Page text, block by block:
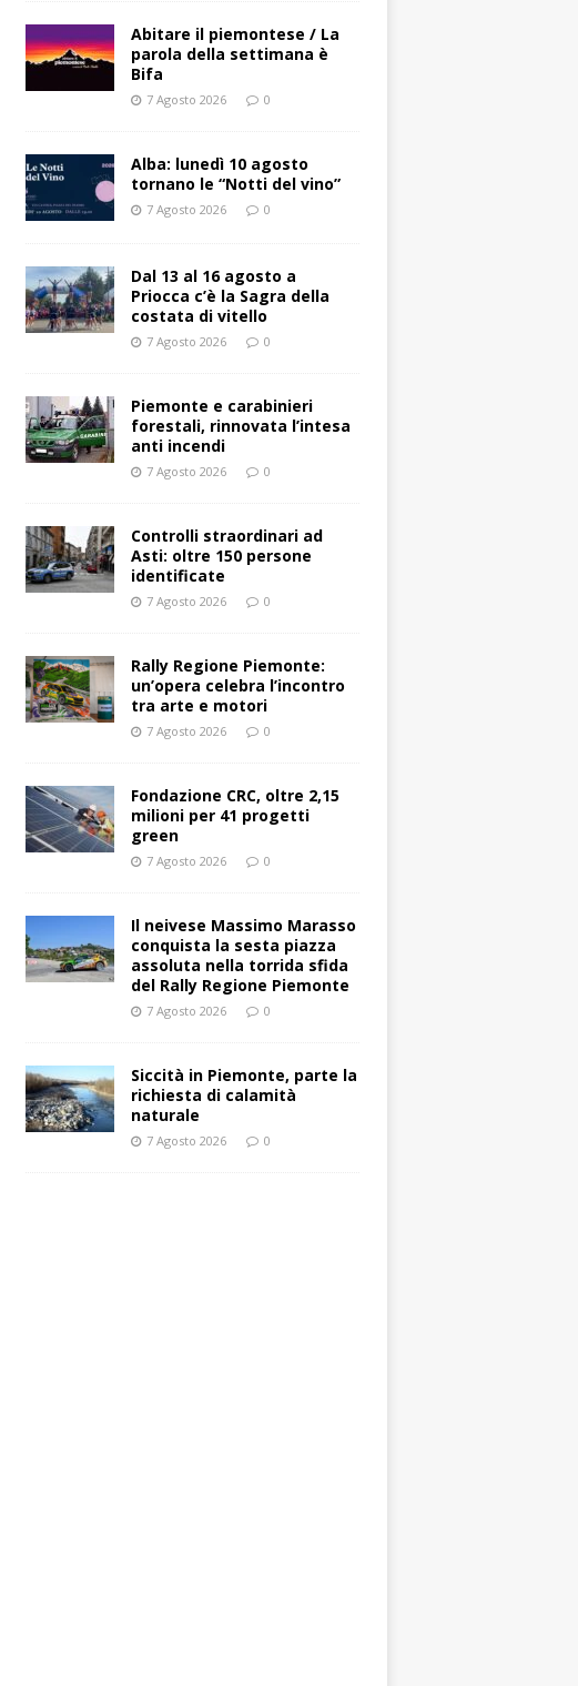
Abitare il piemontese / La
parola della settimana è
Bifa
7 Agosto 2026 0
Alba: lunedì 10 agosto
tornano le “Notti del vino”
7 Agosto 2026 0
Dal 13 al 16 agosto a
Priocca c’è la Sagra della
costata di vitello
7 Agosto 2026 0
Piemonte e carabinieri
forestali, rinnovata l’intesa
anti incendi
7 Agosto 2026 0
Controlli straordinari ad
Asti: oltre 150 persone
identificate
7 Agosto 2026 0
Rally Regione Piemonte:
un’opera celebra l’incontro
tra arte e motori
7 Agosto 2026 0
Fondazione CRC, oltre 2,15
milioni per 41 progetti
green
7 Agosto 2026 0
Il neivese Massimo Marasso
conquista la sesta piazza
assoluta nella torrida sfida
del Rally Regione Piemonte
7 Agosto 2026 0
Siccità in Piemonte, parte la
richiesta di calamità
naturale
7 Agosto 2026 0